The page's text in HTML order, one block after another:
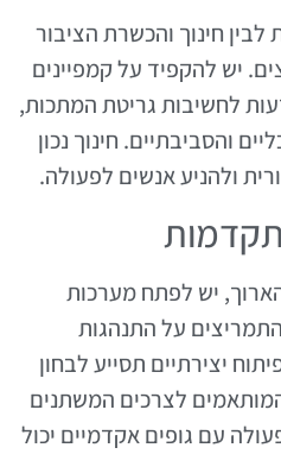
לבין חינוך והכשרת הציבור
יש להקפיד על קמפיינים
לחשיבות גריטת המתכות,
והסביבתיים. חינוך נכון
ולהניע אנשים לפעולה.
יש לפתח מערכות
על התנהגות
יצירתיים תסייע לבחון
לצרכים המשתנים
עם גופים אקדמיים יכול